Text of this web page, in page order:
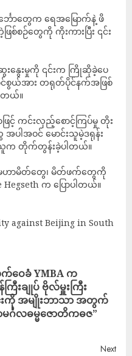
ောတွေက ရေအမြောက်နဲ့ ဖိ
စဉ်တွေကို ကိုးကားပြီး ၎င်း
နွေးမှုကို ၎င်းက ကြိုဆိုခဲ့ပေ
င်စွယ်အား တရုတ်ပိုင်နက်အဖြစ်
တယ်။
ြင့် ကင်းလှည့်စောင့်ကြပ်မှု တိုး
အပါအဝင် မောင်းသူမဲ့ဒရုန်း
သူက တိုက်တွန်းခဲ့ပါတယ်။
ဟာမိတ်တွေ၊ မိတ်ဖက်တွေကို
က ပြောပါတယ်။
against Beijing in South
ဝေခံ YMBA က
ြီးချုပ် ဗိုလ်မှူးကြီး
ကို အမျိုးဘာသာ အတွက်
ဂလဓမ္မဇောတိကဓဇ”
Next